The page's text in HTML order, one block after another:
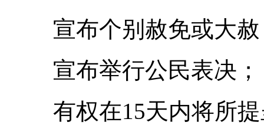
宣布个别赦免或大
宣布举行公民表决；
有权在15天内将所